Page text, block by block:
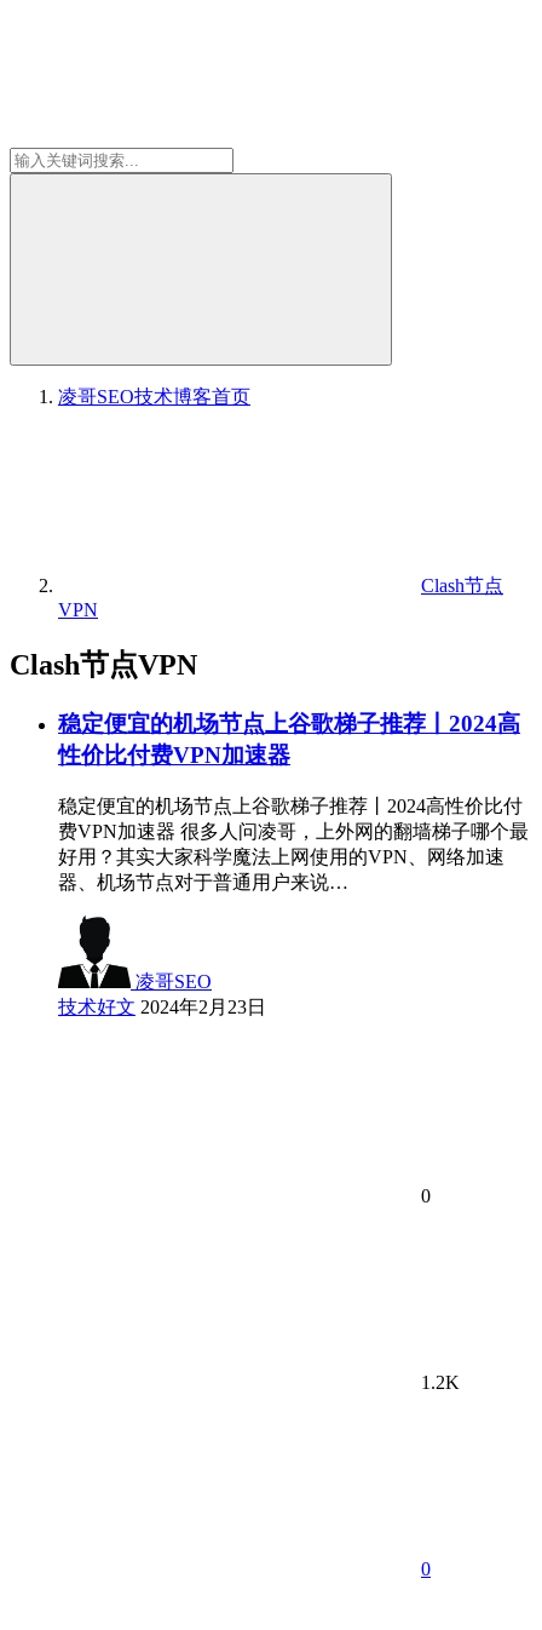
凌哥SEO技术博客首页
Clash节点
VPN
Clash节点VPN
稳定便宜的机场节点上谷歌梯子推荐丨2024高
性价比付费VPN加速器
稳定便宜的机场节点上谷歌梯子推荐丨2024高性价比付
费VPN加速器 很多人问凌哥，上外网的翻墙梯子哪个最
好用？其实大家科学魔法上网使用的VPN、网络加速
器、机场节点对于普通用户来说…
凌哥SEO
技术好文 2024年2月23日
0
1.2K
0